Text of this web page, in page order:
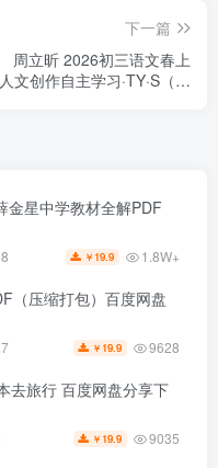
下一篇
周立昕 2026初三语文春上
人文创作自主学习·TY·S（二
金星中学教材全解PDF
￥ 19.9 1.8W+
（压缩打包）百度网盘
￥ 19.9 9628
去旅行 百度网盘分享下
￥ 19.9 9035